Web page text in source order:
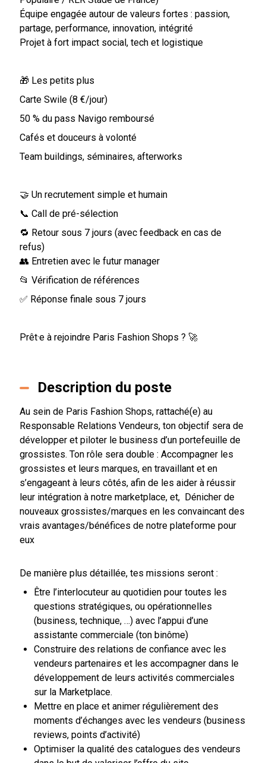
Équipe engagée autour de valeurs fortes : passion,
partage, performance, innovation, intégrité
Projet à fort impact social, tech et logistique
🎁 Les petits plus
Carte Swile (8 €/jour)
50 % du pass Navigo remboursé
Cafés et douceurs à volonté
Team buildings, séminaires, afterworks
🤝 Un recrutement simple et humain
📞 Call de pré-sélection
🔁 Retour sous 7 jours (avec feedback en cas de
refus)
👥 Entretien avec le futur manager
📂 Vérification de références
✅ Réponse finale sous 7 jours
Prêt·e à rejoindre Paris Fashion Shops ? 🚀
Description du poste
Au sein de Paris Fashion Shops, rattaché(e) au
Responsable Relations Vendeurs, ton objectif sera de
développer et piloter le business d’un portefeuille de
grossistes. Ton rôle sera double : Accompagner les
grossistes et leurs marques, en travaillant et en
s’engageant à leurs côtés, afin de les aider à réussir
leur intégration à notre marketplace, et, Dénicher de
nouveaux grossistes/marques en les convaincant des
vrais avantages/bénéfices de notre plateforme pour
eux
De manière plus détaillée, tes missions seront :
Être l’interlocuteur au quotidien pour toutes les
questions stratégiques, ou opérationnelles
(business, technique, …) avec l’appui d’une
assistante commerciale (ton binôme)
Construire des relations de confiance avec les
vendeurs partenaires et les accompagner dans le
développement de leurs activités commerciales
sur la Marketplace.
Mettre en place et animer régulièrement des
moments d’échanges avec les vendeurs (business
reviews, points d’activité)
Optimiser la qualité des catalogues des vendeurs